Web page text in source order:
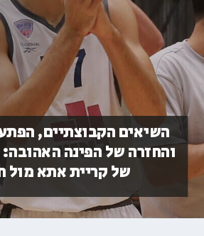
השיאים הקבוצתיים,
והחזרה של הפינה האהובה:
של קריית אתא מול